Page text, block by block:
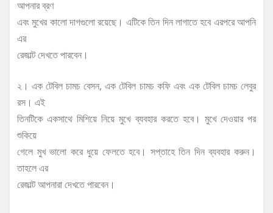
আপনার ব্রণ
এবং মুখের কালো দাগগুলো রয়েছে। এটিকে তিন দিন লাগাতে হবে এরপরে আপনি
এর
রেজাল্ট দেখতে পারবেন।
২। এক টেবিল চামচ বেসন, এক টেবিল চামচ কফি এবং এক টেবিল চামচ লেবুর
রস। এই
তিনটিকে একসাথে মিশিয়ে নিয়ে মুখে ব্যবহার করতে হবে। মুখে দেওয়ার পর
শুকিয়ে
গেলে মুখ ভালো করে ধুয়ে ফেলতে হবে। সপ্তাহে তিন দিন ব্যবহার করুন।
তাহলে এর
রেজাল্ট আপনারা দেখতে পারবেন।